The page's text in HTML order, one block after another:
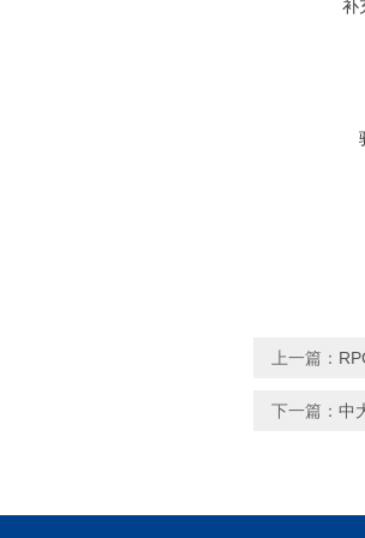
补
上一篇：
下一篇： 中